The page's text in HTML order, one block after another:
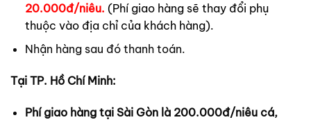
20.000đ/niêu. (Phí giao hàng sẽ thay đổi phụ
thuộc vào địa chỉ của khách hàng).
Nhận hàng sau đó thanh toán.
Tại TP. Hồ Chí Minh:
Phí giao hàng tại Sài Gòn là 200.000đ/niêu cá,